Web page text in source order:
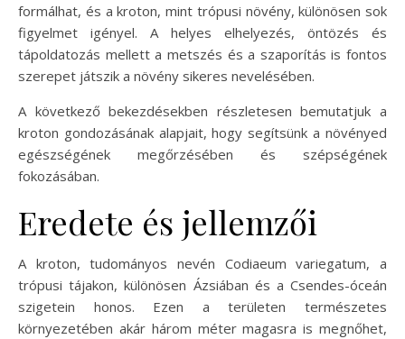
formálhat, és a kroton, mint trópusi növény, különösen sok
figyelmet igényel. A helyes elhelyezés, öntözés és
tápoldatozás mellett a metszés és a szaporítás is fontos
szerepet játszik a növény sikeres nevelésében.
A következő bekezdésekben részletesen bemutatjuk a
kroton gondozásának alapjait, hogy segítsünk a növényed
egészségének megőrzésében és szépségének
fokozásában.
Eredete és jellemzői
A kroton, tudományos nevén Codiaeum variegatum, a
trópusi tájakon, különösen Ázsiában és a Csendes-óceán
szigetein honos. Ezen a területen természetes
környezetében akár három méter magasra is megnőhet,